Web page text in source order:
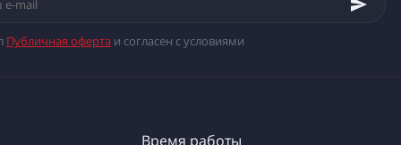
Публичная офертаи согласен с условиями
Время работы